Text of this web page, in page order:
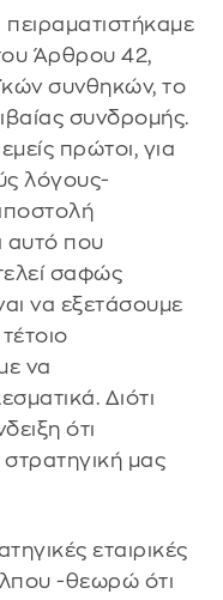
Άρθρου 42,
συνθηκών, το
συνδρομής.
πρώτοι, για
λόγους-
αυτό που
σαφώς
να εξετάσουμε
να
Διότι
ότι
μας
εταιρικές
-θεωρώ ότι